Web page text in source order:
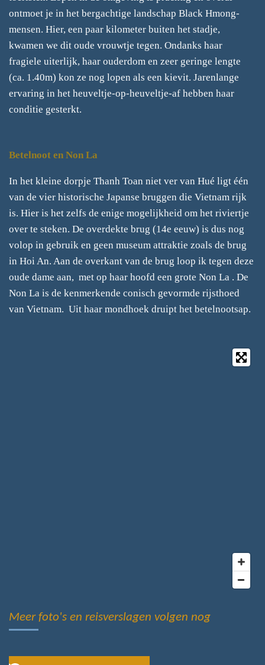
ontmoet je in het bergachtige landschap Black Hmong-
mensen. Hier, een paar kilometer buiten het stadje,
kwamen we dit oude vrouwtje tegen. Ondanks haar
fragiele uiterlijk, haar ouderdom en zeer geringe lengte
(ca. 1.40m) kon ze nog lopen als een kievit. Jarenlange
ervaring in het heuveltje-op-heuveltje-af hebben haar
conditie gesterkt.
Betelnoot en Non La
In het kleine dorpje Thanh Toan niet ver van Hué ligt één
van de vier historische Japanse bruggen die Vietnam rijk
is. Hier is het zelfs de enige mogelijkheid om het riviertje
over te steken. De overdekte brug (14e eeuw) is dus nog
volop in gebruik en geen museum attraktie zoals de brug
in Hoi An. Aan de overkant van de brug loop ik tegen deze
oude dame aan, met op haar hoofd een grote Non La . De
Non La is de kenmerkende conisch gevormde rijsthoed
van Vietnam. Uit haar mondhoek druipt het betelnootsap.
Meer foto's en reisverslagen volgen nog